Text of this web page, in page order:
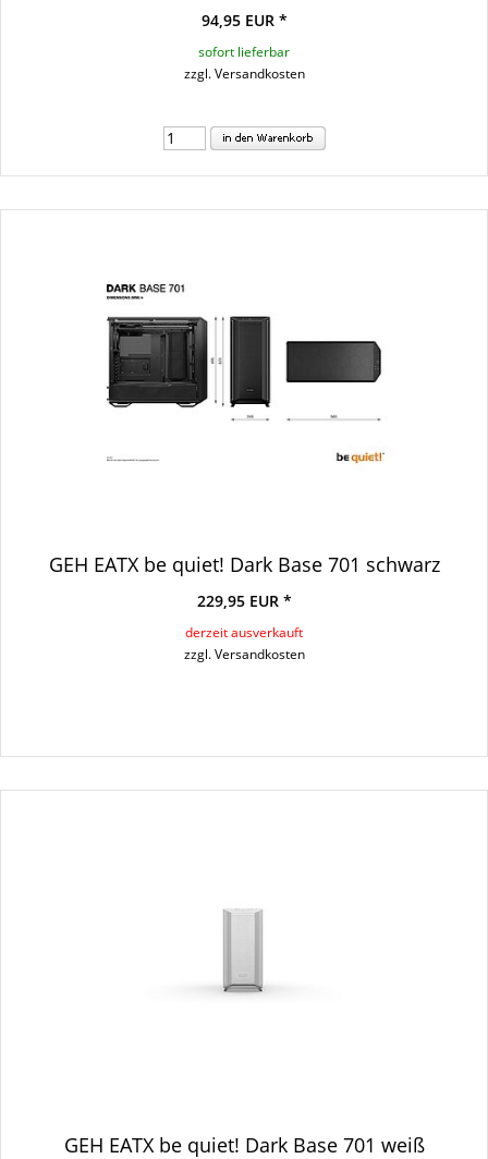
94,95 EUR *
sofort lieferbar
zzgl. Versandkosten
GEH EATX be quiet! Dark Base 701 schwarz
229,95 EUR *
derzeit ausverkauft
zzgl. Versandkosten
GEH EATX be quiet! Dark Base 701 weiß